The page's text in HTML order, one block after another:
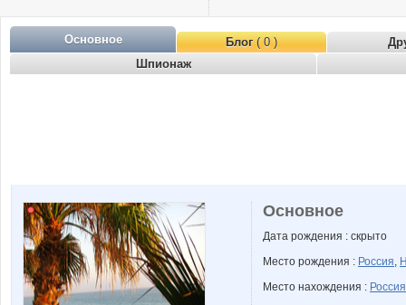
Основное Блог( 0 )
Шпионаж
Основное
Дата рождения : скрыто
Место рождения : Россия,
Место нахождения : Россия